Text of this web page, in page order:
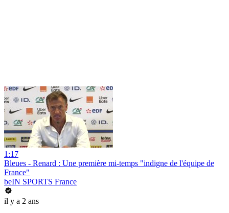
1:17
Bleues - Renard : Une première mi-temps "indigne de l'équipe de
France"
beIN SPORTS France
il y a 2 ans